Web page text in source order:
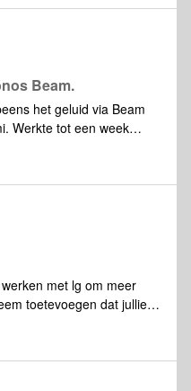
move op de (kleine)
Beam.
het geluid via Beam
Werkte tot een week
jaar lang. Geluid valt
weg, en speelt dan
58615126
met lg om meer
toetevoegen dat jullie
het geluid nog beter
jullie het huidige surround
swiers